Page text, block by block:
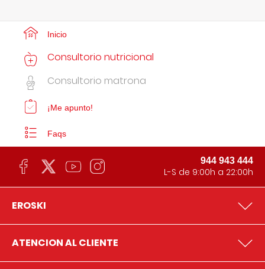
Inicio
Consultorio nutricional
Consultorio matrona
¡Me apunto!
Faqs
944 943 444
L-S de 9:00h a 22:00h
EROSKI
ATENCION AL CLIENTE